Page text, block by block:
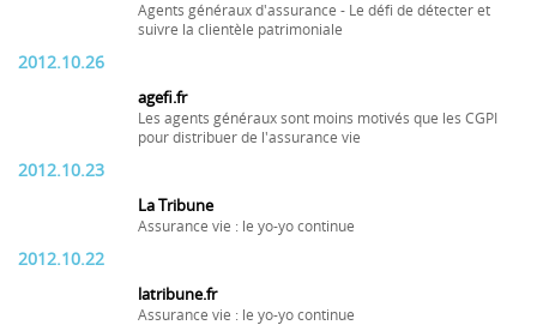
Agents généraux d'assurance - Le défi de détecter et
suivre la clientèle patrimoniale
2012.10.26
agefi.fr
Les agents généraux sont moins motivés que les CGPI
pour distribuer de l'assurance vie
2012.10.23
La Tribune
Assurance vie : le yo-yo continue
2012.10.22
latribune.fr
Assurance vie : le yo-yo continue